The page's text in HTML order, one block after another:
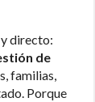
directo:
de
familias,
Porque